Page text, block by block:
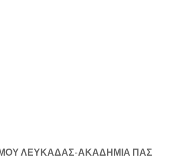
ΛΕΥΚΑΔΑΣ-ΑΚΑΔΗΜΙΑ ΠΑΣ